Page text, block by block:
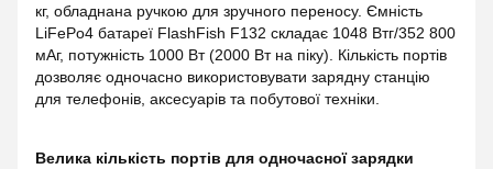
кг, обладнана ручкою для зручного переносу. Ємність
LiFePo4 батареї FlashFish F132 складає 1048 Втг/352 800
мАг, потужність 1000 Вт (2000 Вт на піку). Кількість портів
дозволяє одночасно використовувати зарядну станцію
для телефонів, аксесуарів та побутової техніки.
Велика кількість портів для одночасної зарядки